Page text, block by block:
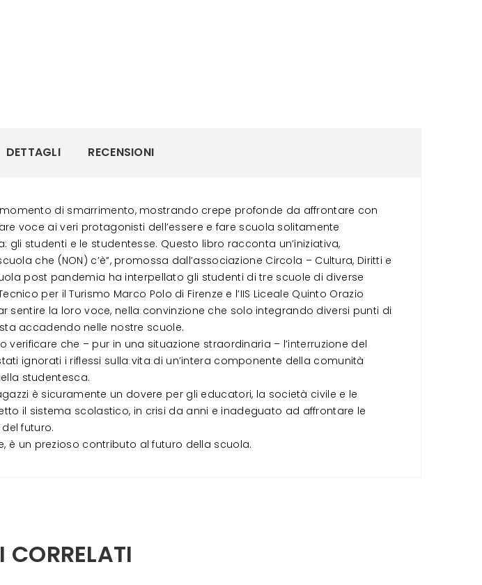
di smarrimento, mostrando crepe profonde da affrontare con
voce ai veri protagonisti dell’essere e fare scuola solitamente
studenti e le studentesse. Questo libro racconta un’iniziativa,
che (NON) c’è”, promossa dall’associazione Circola – Cultura, Diritti e
post pandemia ha interpellato gli studenti di tre scuole di diverse
per il Turismo Marco Polo di Firenze e l’IIS Liceale Quinto Orazio
la loro voce, nella convinzione che solo integrando diversi punti di
accadendo nelle nostre scuole.
che – pur in una situazione straordinaria – l’interruzione del
ignorati i riflessi sulla vita di un’intera componente della comunità
studentesca.
è sicuramente un dovere per gli educatori, la società civile e le
il sistema scolastico, in crisi da anni e inadeguato ad affrontare le
futuro.
è un prezioso contributo al futuro della scuola.
DETTAGLI RECENSIONI
CORRELATI